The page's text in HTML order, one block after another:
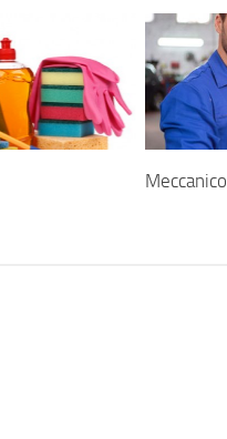
Meccanico